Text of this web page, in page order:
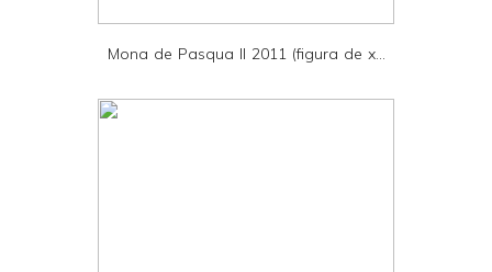
d
Mona de Pasqua II 2011 (figura de x...